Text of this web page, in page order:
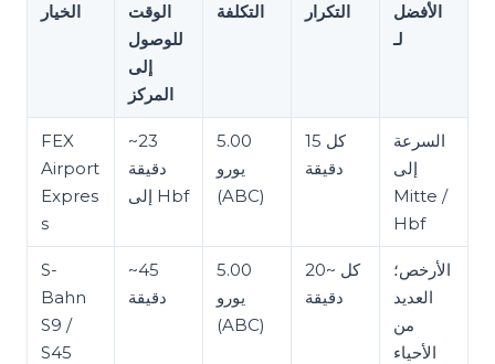
الخيار
الوقت
للوصول
إلى
المركز
التكلفة التكرار
الأفضل
لـ
FEX
Airport
Expres
s
~23
دقيقة
إلى Hbf
5.00
يورو
(ABC)
كل 15
دقيقة
السرعة
إلى
Mitte /
Hbf
S-
Bahn
S9 /
S45
~45
دقيقة
5.00
يورو
(ABC)
كل ~20
دقيقة
الأرخص؛
العديد
من
الأحياء